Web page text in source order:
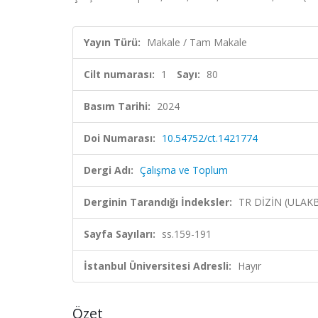
Yayın Türü: Makale / Tam Makale
Cilt numarası: 1 Sayı: 80
Basım Tarihi: 2024
Doi Numarası: 10.54752/ct.1421774
Dergi Adı: Çalışma ve Toplum
Derginin Tarandığı İndeksler: TR DİZİN
Sayfa Sayıları: ss.159-191
İstanbul Üniversitesi Adresli: Hayır
Özet